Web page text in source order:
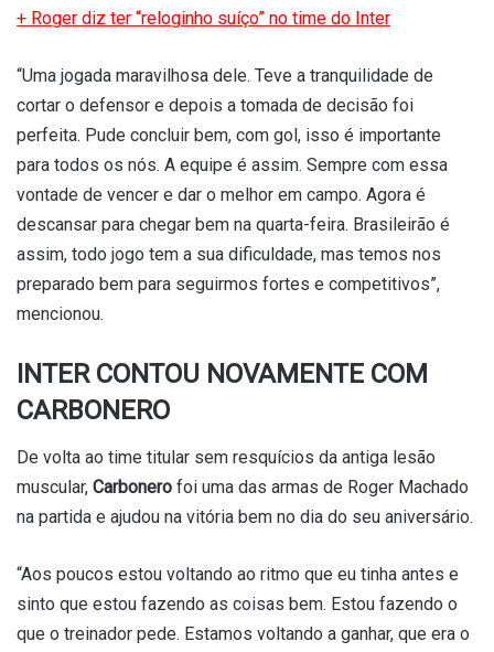
+ Roger diz ter “reloginho suíço” no time do Inter
“Uma jogada maravilhosa dele. Teve a tranquilidade de
cortar o defensor e depois a tomada de decisão foi
perfeita. Pude concluir bem, com gol, isso é importante
para todos os nós. A equipe é assim. Sempre com essa
vontade de vencer e dar o melhor em campo. Agora é
descansar para chegar bem na quarta-feira. Brasileirão é
assim, todo jogo tem a sua dificuldade, mas temos nos
preparado bem para seguirmos fortes e competitivos”,
mencionou.
INTER CONTOU NOVAMENTE COM
CARBONERO
De volta ao time titular sem resquícios da antiga lesão
muscular, Carbonero foi uma das armas de Roger Machado
na partida e ajudou na vitória bem no dia do seu aniversário.
“Aos poucos estou voltando ao ritmo que eu tinha antes e
sinto que estou fazendo as coisas bem. Estou fazendo o
que o treinador pede. Estamos voltando a ganhar, que era o